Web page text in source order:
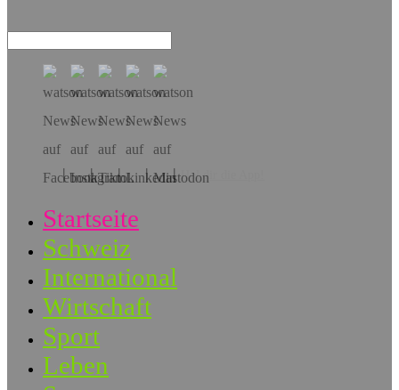
Hol dir die App!
Startseite
Schweiz
International
Wirtschaft
Sport
Leben